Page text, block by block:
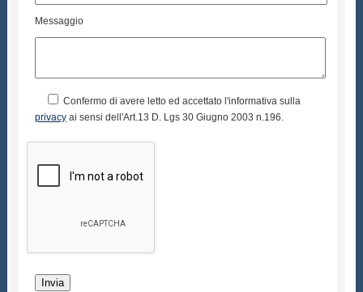
Messaggio
Confermo di avere letto ed accettato l'informativa sulla
privacy ai sensi dell'Art.13 D. Lgs 30 Giugno 2003 n.196.